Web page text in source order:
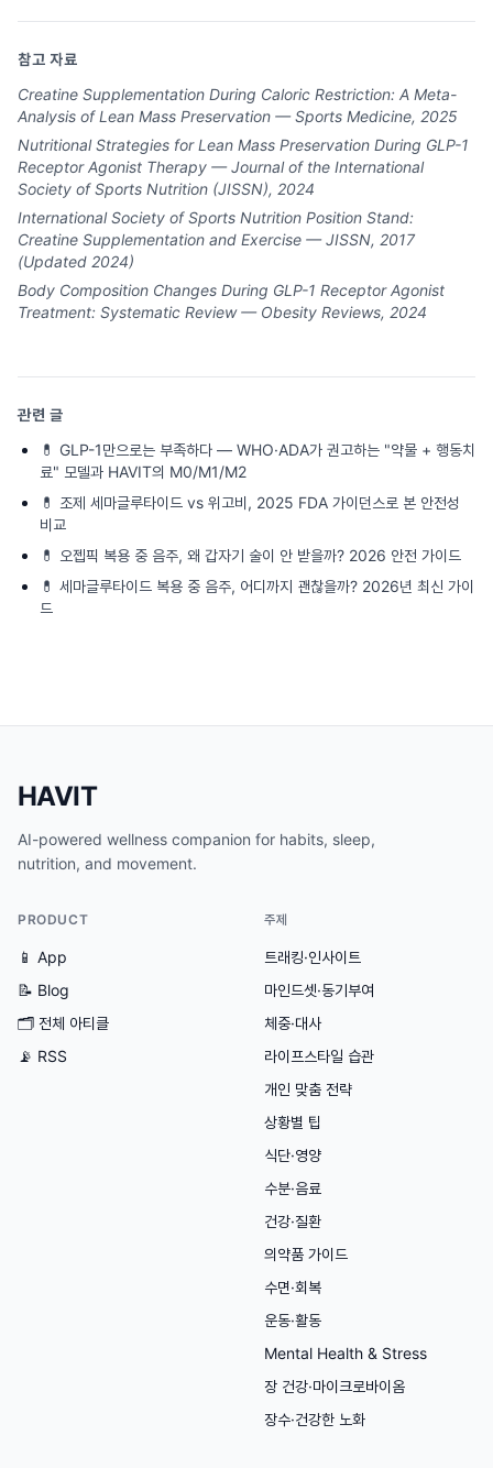
참고 자료
Creatine Supplementation During Caloric Restriction: A Meta-
Analysis of Lean Mass Preservation — Sports Medicine, 2025
Nutritional Strategies for Lean Mass Preservation During GLP-1
Receptor Agonist Therapy — Journal of the International
Society of Sports Nutrition (JISSN), 2024
International Society of Sports Nutrition Position Stand:
Creatine Supplementation and Exercise — JISSN, 2017
(Updated 2024)
Body Composition Changes During GLP-1 Receptor Agonist
Treatment: Systematic Review — Obesity Reviews, 2024
관련 글
💊 GLP-1만으로는 부족하다 — WHO·ADA가 권고하는 "약물 + 행동치
료" 모델과 HAVIT의 M0/M1/M2
💊 조제 세마글루타이드 vs 위고비, 2025 FDA 가이던스로 본 안전성
비교
💊
오젭픽 복용 중 음주, 왜 갑자기 술이 안 받을까? 2026 안전 가이드
💊 세마글루타이드 복용 중 음주, 어디까지 괜찮을까? 2026년 최신 가이
드
HAVIT
AI-powered wellness companion for habits, sleep,
nutrition, and movement.
PRODUCT
📱 App
📝 Blog
🗂 전체 아티클
📡 RSS
주제
트래킹·인사이트
마인드셋·동기부여
체중·대사
라이프스타일 습관
개인 맞춤 전략
상황별 팁
식단·영양
수분·음료
건강·질환
의약품 가이드
수면·회복
운동·활동
Mental Health & Stress
장 건강·마이크로바이옴
장수·건강한 노화